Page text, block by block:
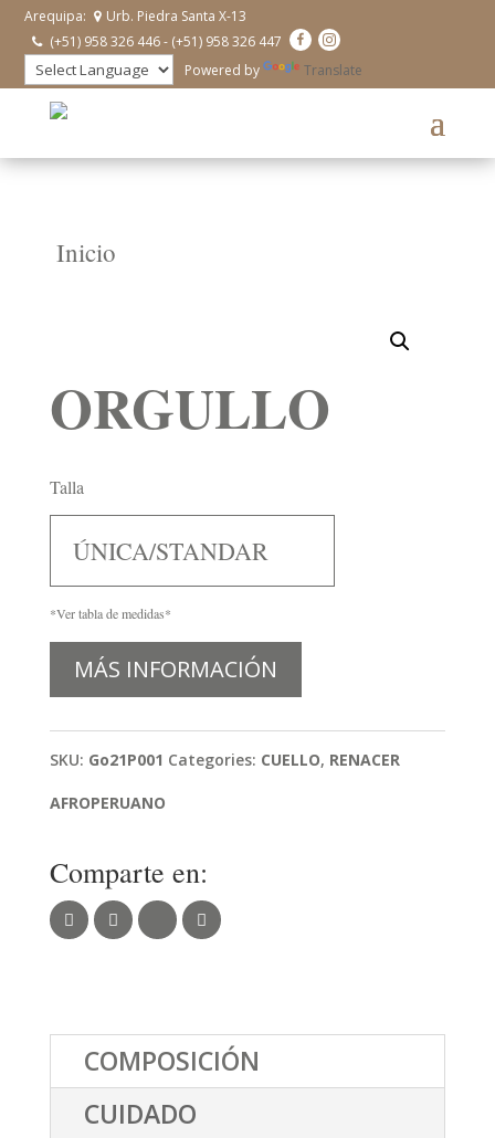
Arequipa:
Urb. Piedra Santa X-13
(+51) 958 326 446 - (+51) 958 326 447
Powered by
Translate
Inicio
ORGULLO
Talla
ÚNICA/STANDAR
*Ver tabla de medidas*
MÁS INFORMACIÓN
SKU: Go21P001 Categories: CUELLO, RENACER
AFROPERUANO
Comparte en:
COMPOSICIÓN
CUIDADO